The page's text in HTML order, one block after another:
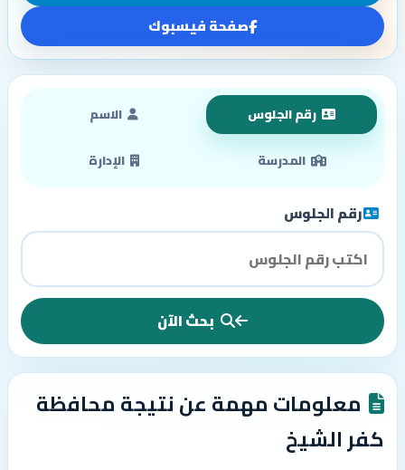
صفحة فيسبوك
رقم الجلوس الاسم
المدرسة الإدارة
رقم الجلوس
بحث الآن
معلومات مهمة عن نتيجة محافظة
كفر الشيخ